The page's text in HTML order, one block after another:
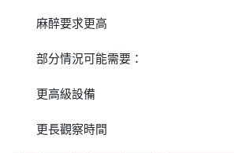
麻醉要求更高
部分情況可能需要：
更高級設備
更長觀察時間